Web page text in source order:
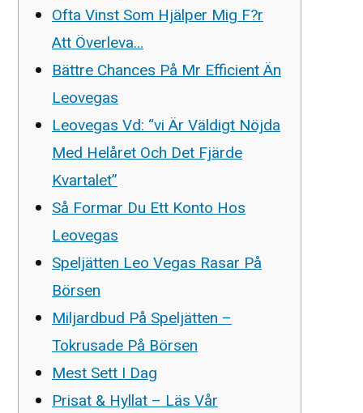
Ofta Vinst Som Hjälper Mig F?r
Att Överleva…
Bättre Chances På Mr Efficient Än
Leovegas
Leovegas Vd: “vi Är Väldigt Nöjda
Med Helåret Och Det Fjärde
Kvartalet”
Så Formar Du Ett Konto Hos
Leovegas
Speljätten Leo Vegas Rasar På
Börsen
Miljardbud På Speljätten –
Tokrusade På Börsen
Mest Sett I Dag
Prisat & Hyllat – Läs Vår